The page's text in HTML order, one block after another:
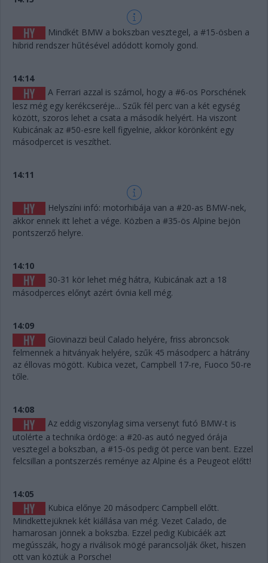
Mindkét BMW a bokszban vesztegel, a #15-ösben a
hibrid rendszer hűtésével adódott komoly gond.
14:14
A Ferrari azzal is számol, hogy a #6-os Porschének
lesz még egy kerékcseréje... Szűk fél perc van a két egység
között, szoros lehet a csata a második helyért. Ha viszont
Kubicának az #50-esre kell figyelnie, akkor körönként egy
másodpercet is veszíthet.
14:11
Helyszíni infó: motorhibája van a #20-as BMW-nek,
akkor ennek itt lehet a vége. Közben a #35-ös Alpine bejön
pontszerző helyre.
14:10
30-31 kör lehet még hátra, Kubicának azt a 18
másodperces előnyt azért óvnia kell még.
14:09
Giovinazzi beül Calado helyére, friss abroncsok
felmennek a hitványak helyére, szűk 45 másodperc a hátrány
az éllovas mögött. Kubica vezet, Campbell 17-re, Fuoco 50-re
tőle.
14:08
Az eddig viszonylag sima versenyt futó BMW-t is
utolérte a technika ördöge: a #20-as autó negyed órája
vesztegel a bokszban, a #15-ös pedig öt perce van bent. Ezzel
felcsillan a pontszerzés reménye az Alpine és a Peugeot előtt!
14:05
Kubica előnye 20 másodperc Campbell előtt.
Mindkettejüknek két kiállása van még. Vezet Calado, de
hamarosan jönnek a bokszba. Ezzel pedig Kubicáék azt
megússzák, hogy a riválisok mögé parancsolják őket, hiszen
ott van köztük a Porsche!